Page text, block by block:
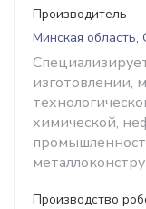
Производитель
Минская область,
изготовлении,
химической,
Производство